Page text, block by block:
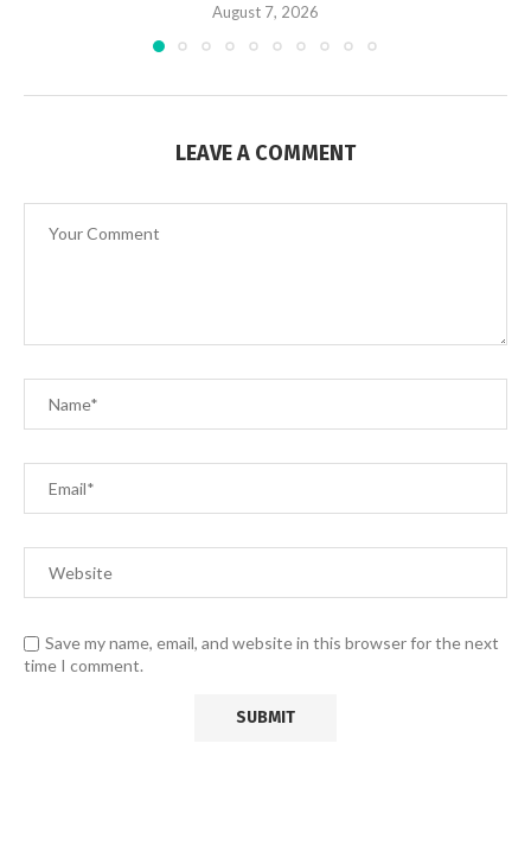
August 7, 2026
LEAVE A COMMENT
Save my name, email, and website in this browser for the next
time I comment.